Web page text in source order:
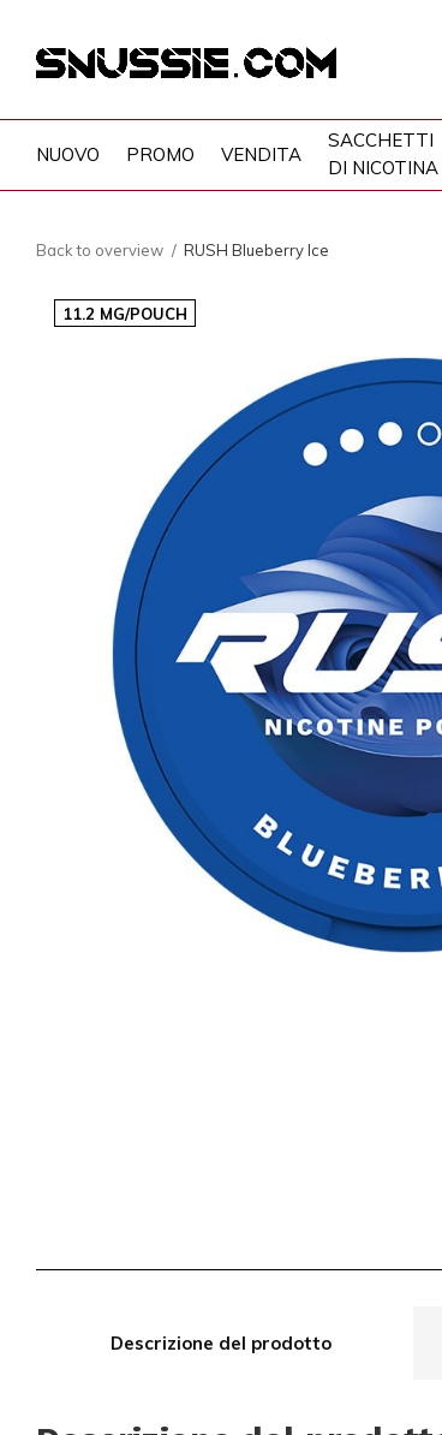
NUOVO PROMO VENDITA
SACCHETTI
DI NICOTINA
Back to overview RUSH Blueberry Ice
11.2 MG/POUCH
Descrizione del prodotto